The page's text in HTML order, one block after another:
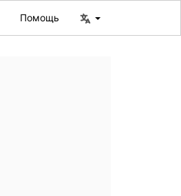
Помощь